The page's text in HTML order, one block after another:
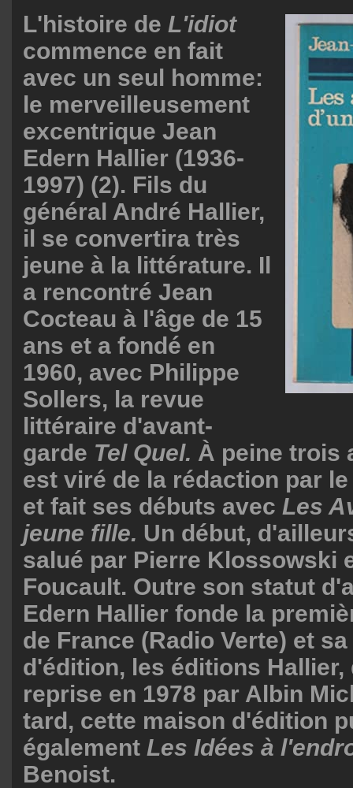
L'histoire de L'idiot
commence en fait
avec un seul homme:
le merveilleusement
excentrique Jean
Edern Hallier (1936-
1997) (2). Fils du
général André Hallier,
il se convertira très
jeune à la littérature. Il
a rencontré Jean
Cocteau à l'âge de 15
ans et a fondé en
1960, avec Philippe
Sollers, la revue
littéraire d'avant-
garde Tel Quel. À peine trois
est viré de la rédaction par
et fait ses débuts avec Les
jeune fille. Un début,
salué par Pierre Klossowski
Foucault. Outre son statut
Edern Hallier fonde la
de France (Radio Verte) et
d'édition, les éditions Hallier,
reprise en 1978 par Albin
tard, cette maison d'édition
également Les Idées à
Benoist.